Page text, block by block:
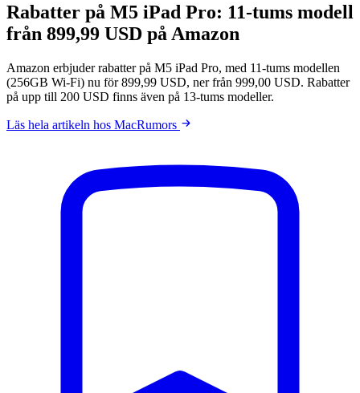
Rabatter på M5 iPad Pro: 11-tums modell
från 899,99 USD på Amazon
Amazon erbjuder rabatter på M5 iPad Pro, med 11-tums modellen
(256GB Wi-Fi) nu för 899,99 USD, ner från 999,00 USD. Rabatter
på upp till 200 USD finns även på 13-tums modeller.
Läs hela artikeln hos MacRumors